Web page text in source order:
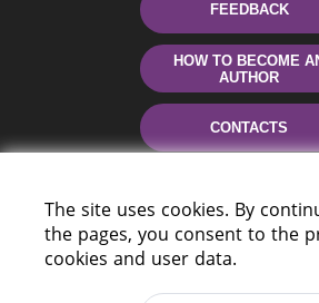
FEEDBACK
HOW TO BECOME
AUTHOR
CONTACTS
The site uses cookies. By
the pages, you consent to the
cookies and user data.